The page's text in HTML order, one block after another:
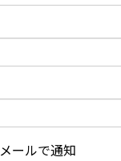
ールで通知